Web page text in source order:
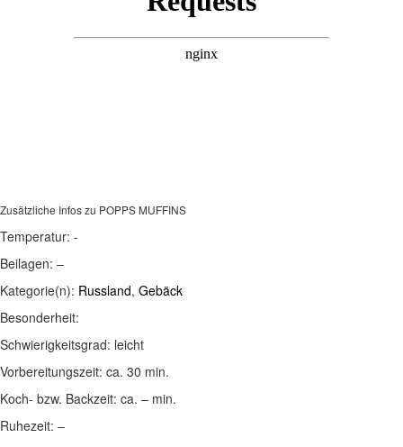
Zusätzliche Infos zu POPPS MUFFINS
Temperatur: -
Beilagen: –
Kategorie(n): Russland, Gebäck
Besonderheit:
Schwierigkeitsgrad: leicht
Vorbereitungszeit: ca. 30 min.
Koch- bzw. Backzeit: ca. – min.
Ruhezeit: –